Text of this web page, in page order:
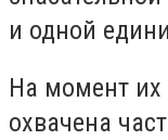
и одной
На момент
охвачена